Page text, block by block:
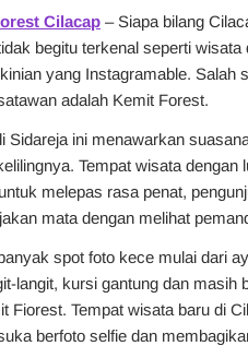
Cilacap – Siapa bilang
begitu terkenal seperti wisata
yang Instagramable. Salah
adalah Kemit Forest.
Sidareja ini menawarkan
Tempat wisata dengan
melepas rasa penat,
mata dengan melihat
spot foto kece mulai dari
langit, kursi gantung dan masih
Fiorest. Tempat wisata baru di
berfoto selfie dan